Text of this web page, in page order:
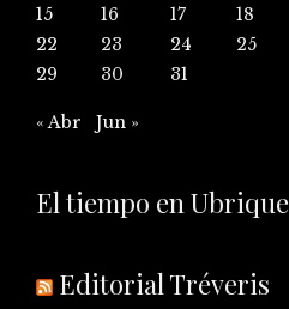
15
16 17 18
22
23 24 25
29
30 31
« Abr Jun »
El tiempo en Ubrique
Editorial Tréveris